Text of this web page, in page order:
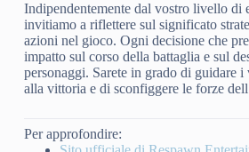
Indipendentemente dal vostro livello di
invitiamo a riflettere sul significato
azioni nel gioco. Ogni decisione che
impatto sul corso della battaglia e sul
personaggi. Sarete in grado di guidare
alla vittoria e di sconfiggere le forze
Per approfondire: